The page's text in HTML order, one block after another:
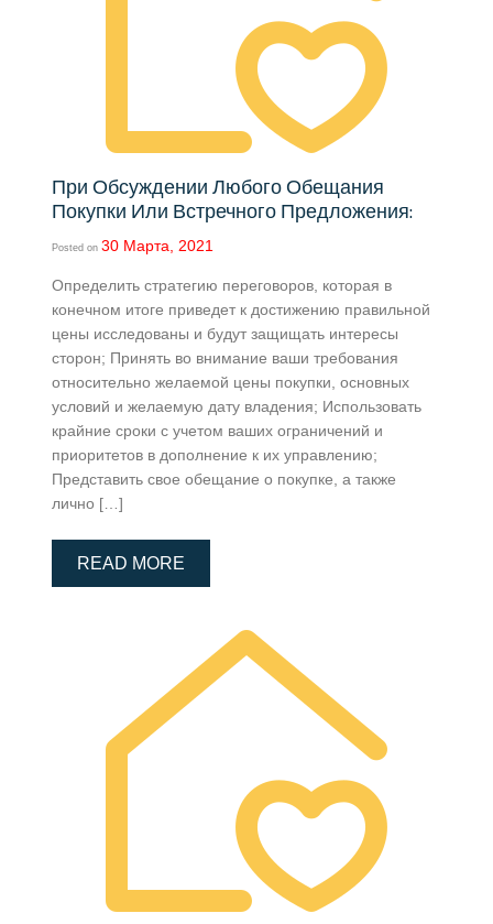
При Обсуждении Любого Обещания
Покупки Или Встречного Предложения:
Posted on 30 Марта, 2021
Определить стратегию переговоров, которая в
конечном итоге приведет к достижению правильной
цены исследованы и будут защищать интересы
сторон; Принять во внимание ваши требования
относительно желаемой цены покупки, основных
условий и желаемую дату владения; Использовать
крайние сроки с учетом ваших ограничений и
приоритетов в дополнение к их управлению;
Представить свое обещание о покупке, а также
лично […]
READ MORE